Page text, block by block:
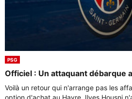
PSG
Officiel : Un attaquant débarque
Voilà un retour qui n'arrange pas les